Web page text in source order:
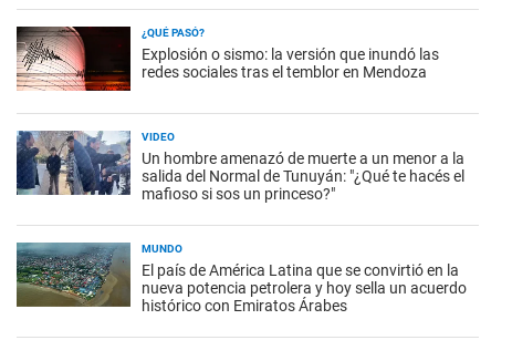
¿QUÉ PASÓ?
Explosión o sismo: la versión que inundó las
redes sociales tras el temblor en Mendoza
VIDEO
Un hombre amenazó de muerte a un menor a la
salida del Normal de Tunuyán: "¿Qué te hacés el
mafioso si sos un princeso?"
MUNDO
El país de América Latina que se convirtió en la
nueva potencia petrolera y hoy sella un acuerdo
histórico con Emiratos Árabes